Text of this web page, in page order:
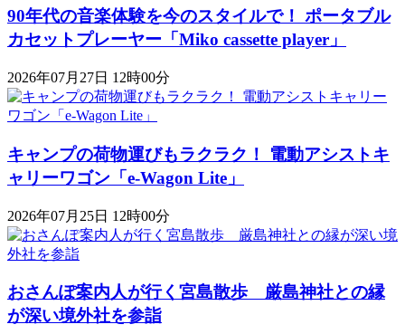
90年代の音楽体験を今のスタイルで！ ポータブル
カセットプレーヤー「Miko cassette player」
2026年07月27日 12時00分
キャンプの荷物運びもラクラク！ 電動アシストキ
ャリーワゴン「​​e-Wagon Lite」
2026年07月25日 12時00分
おさんぽ案内人が行く宮島散歩 厳島神社との縁
が深い境外社を参詣